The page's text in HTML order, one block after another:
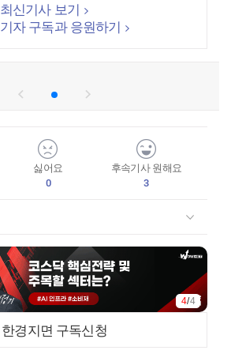
최신기사 보기
기자 구독과 응원하기
싫어요
0
후속기사 원해요
3
4/4
한경지면 구독신청